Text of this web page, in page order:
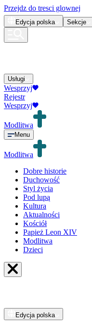
Przejdz do tresci glownej
Edycja polska Sekcje
Usługi
Wesprzyj
Rejestr
Wesprzyj
Modlitwa
Menu
Modlitwa
Dobre historie
Duchowość
Styl życia
Pod lupą
Kultura
Aktualności
Kościół
Papież Leon XIV
Modlitwa
Dzieci
Edycja polska